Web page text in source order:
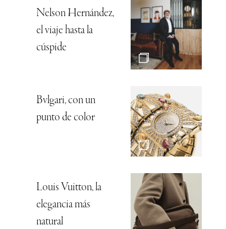
Nelson Hernández,
el viaje hasta la
cúspide
Bvlgari, con un
punto de color
Louis Vuitton, la
elegancia más
natural